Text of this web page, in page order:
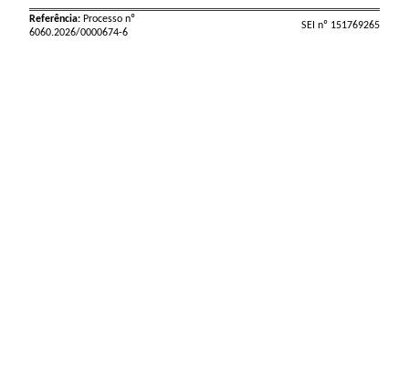
Referência:Processo nº
6060.2026/0000674-6
SEI nº 151769265